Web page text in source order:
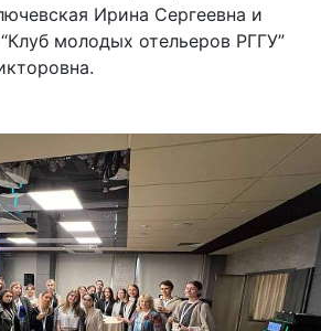
Ирина Сергеевна и
молодых отельеров РГГУ”